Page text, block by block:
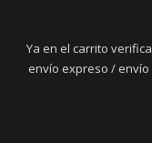
Ya en el carrito
envío expreso / envío